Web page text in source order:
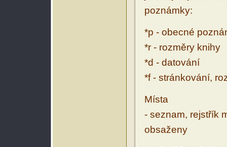
poznámky:
*p - obecné
*r - rozměry knihy
*d - datování
*f - stránkování,
Místa
- seznam, rejstřík
obsaženy